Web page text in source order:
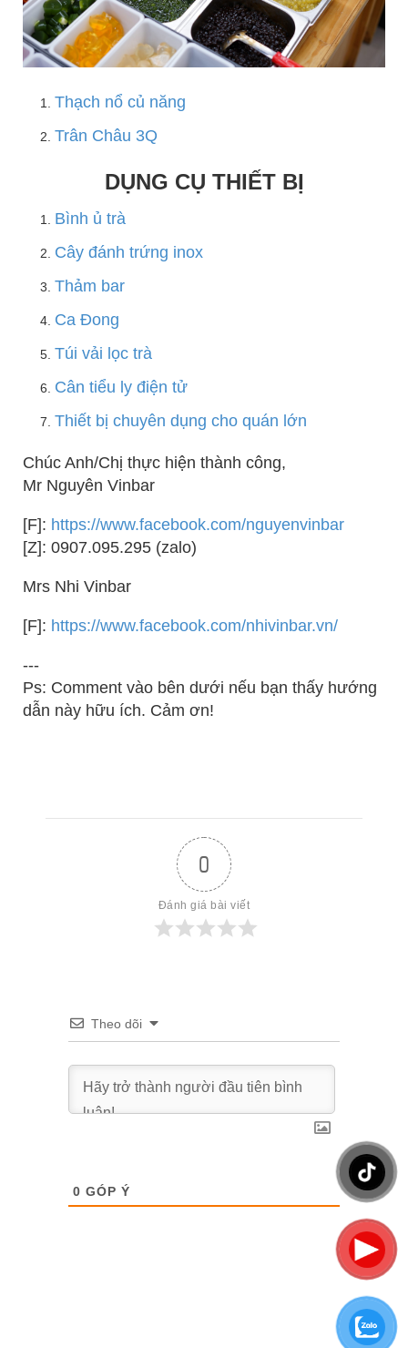
Thạch nổ củ năng
Trân Châu 3Q
DỤNG CỤ THIẾT BỊ
Bình ủ trà
Cây đánh trứng inox
Thảm bar
Ca Đong
Túi vải lọc trà
Cân tiểu ly điện tử
Thiết bị chuyên dụng cho quán lớn
Chúc Anh/Chị thực hiện thành công,
Mr Nguyên Vinbar
[F]: https://www.facebook.com/nguyenvinbar
[Z]: 0907.095.295 (zalo)
Mrs Nhi Vinbar
[F]: https://www.facebook.com/nhivinbar.vn/
---
Ps: Comment vào bên dưới nếu bạn thấy hướng
dẫn này hữu ích. Cảm ơn!
0
Đánh giá bài viết
Theo dõi
0 GÓP Ý